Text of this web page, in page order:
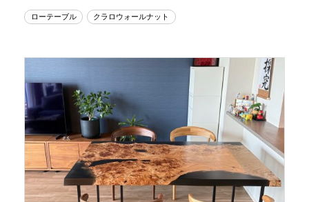
ローテーブル クラロウォールナット